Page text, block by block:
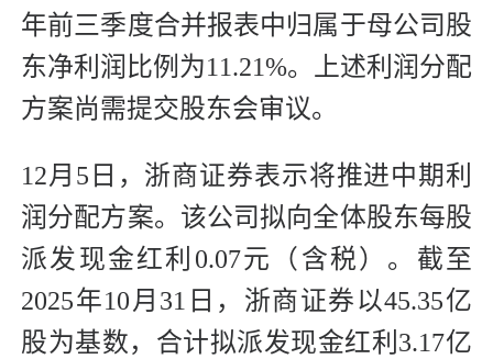
年前三季度合并报表中归属于母公司股
东净利润比例为11.21%。上述利润分配
方案尚需提交股东会审议。
12月5日，浙商证券表示将推进中期利
润分配方案。该公司拟向全体股东每股
派发现金红利0.07元（含税）。截至
2025年10月31日，浙商证券以45.35亿
股为基数，合计拟派发现金红利3.17亿